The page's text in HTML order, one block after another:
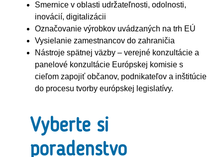
Smernice v oblasti udržateľnosti, odolnosti,
inovácií, digitalizácii
Označovanie výrobkov uvádzaných na trh EÚ
Vysielanie zamestnancov do zahraničia
Nástroje spätnej väzby – verejné konzultácie a
panelové konzultácie Európskej komisie s
cieľom zapojiť občanov, podnikateľov a inštitúcie
do procesu tvorby európskej legislatívy.
Vyberte si
poradenstvo